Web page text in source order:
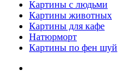
Картины с людьми
Картины животных
Картины для кафе
Натюрморт
Картины по фен шуй